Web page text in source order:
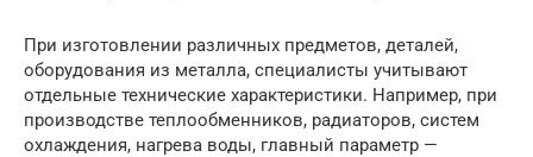
При изготовлении различных предметов, деталей,
оборудования из металла, специалисты учитывают
отдельные технические характеристики. Например, при
производстве теплообменников, радиаторов, систем
охлаждения, нагрева воды, главный параметр —